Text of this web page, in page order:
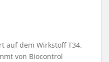
auf dem Wirkstoff T34.
von Biocontrol